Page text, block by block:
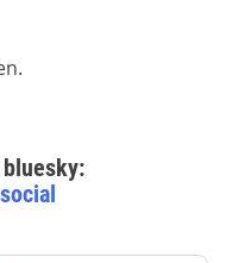
bluesky: